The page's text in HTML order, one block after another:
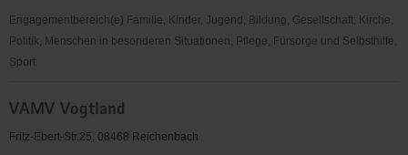
Engagementbereich(e) Familie, Kinder, Jugend, Bildung, Gesellschaft, Kirche,
Politik, Menschen in besonderen Situationen, Pflege, Fürsorge und Selbsthilfe,
Sport
Vernetzung-
Aktivitäten-
VAMV Vogtland
Fritz-Ebert-Str.25, 08468 Reichenbach